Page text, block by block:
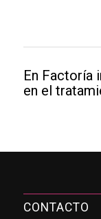
En Factoría
en el
CONTACTO